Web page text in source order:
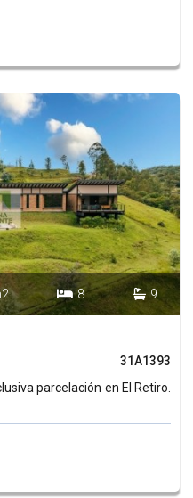
 8  9
31A1393
parcelación en El Retiro.